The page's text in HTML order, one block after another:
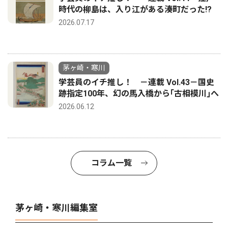
時代の柳島は、入り江がある湊町だった!?
2026.07.17
茅ヶ崎・寒川
学芸員のイチ推し！ －連載 Vol.43－国史
跡指定100年、幻の馬入橋から｢古相模川｣へ
2026.06.12
コラム一覧
茅ヶ崎・寒川編集室